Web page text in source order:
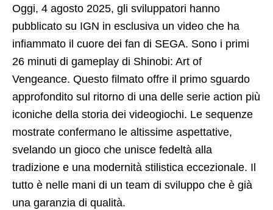
Oggi, 4 agosto 2025, gli sviluppatori hanno
pubblicato su IGN in esclusiva un video che ha
infiammato il cuore dei fan di SEGA. Sono i primi
26 minuti di gameplay di Shinobi: Art of
Vengeance. Questo filmato offre il primo sguardo
approfondito sul ritorno di una delle serie action più
iconiche della storia dei videogiochi. Le sequenze
mostrate confermano le altissime aspettative,
svelando un gioco che unisce fedeltà alla
tradizione e una modernità stilistica eccezionale. Il
tutto è nelle mani di un team di sviluppo che è già
una garanzia di qualità.